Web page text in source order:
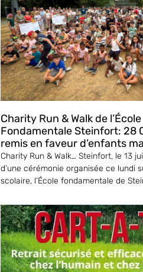
Charity Run & Walk de l’École
Fondamentale Steinfort: 28
remis en faveur d’enfants
Charity Run & Walk… Steinfort, le 13
d’une cérémonie organisée ce lundi
scolaire, l’École fondamentale de